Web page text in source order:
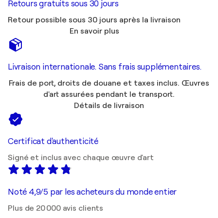
Retours gratuits sous 30 jours
Retour possible sous 30 jours après la livraison
En savoir plus
Livraison internationale. Sans frais supplémentaires.
Frais de port, droits de douane et taxes inclus. Œuvres
d'art assurées pendant le transport.
Détails de livraison
Certificat d'authenticité
Signé et inclus avec chaque œuvre d'art
Noté 4,9/5 par les acheteurs du monde entier
Plus de 20 000 avis clients